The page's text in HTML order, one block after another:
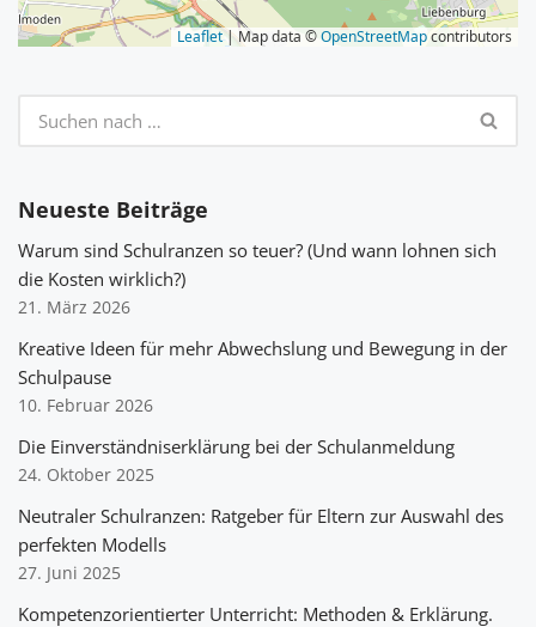
Leaflet| Map data ©OpenStreetMapcontributors
Neueste Beiträge
Warum sind Schulranzen so teuer? (Und wann lohnen sich
die Kosten wirklich?)
21. März 2026
Kreative Ideen für mehr Abwechslung und Bewegung in der
Schulpause
10. Februar 2026
Die Einverständniserklärung bei der Schulanmeldung
24. Oktober 2025
Neutraler Schulranzen: Ratgeber für Eltern zur Auswahl des
perfekten Modells
27. Juni 2025
Kompetenzorientierter Unterricht: Methoden & Erklärung.